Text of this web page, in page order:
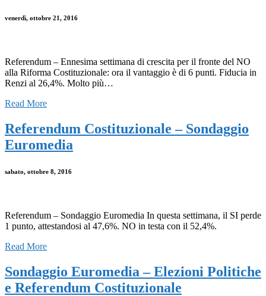
venerdì, ottobre 21, 2016
Referendum – Ennesima settimana di crescita per il fronte del NO
alla Riforma Costituzionale: ora il vantaggio è di 6 punti. Fiducia in
Renzi al 26,4%. Molto più…
Read More
Referendum Costituzionale – Sondaggio
Euromedia
sabato, ottobre 8, 2016
Referendum – Sondaggio Euromedia In questa settimana, il SI perde
1 punto, attestandosi al 47,6%. NO in testa con il 52,4%.
Read More
Sondaggio Euromedia – Elezioni Politiche
e Referendum Costituzionale